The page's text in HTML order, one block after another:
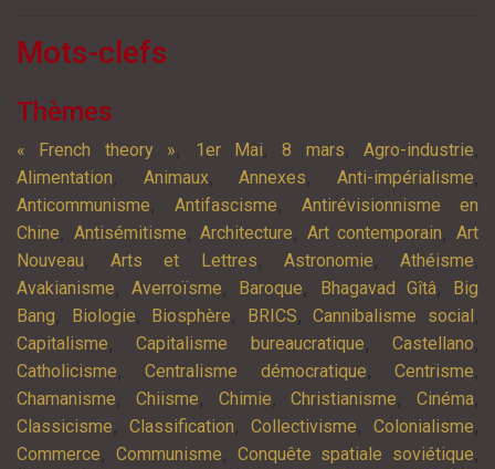
Mots-clefs
Thèmes
« French theory », 1er Mai,8 mars, Agro-industrie,
Alimentation, Animaux,Annexes,Anti-impérialisme,
Anticommunisme, Antifascisme, Antirévisionnisme en
Chine, Antisémitisme,Architecture, Art contemporain,Art
Nouveau,Arts et Lettres, Astronomie,Athéisme,
Avakianisme,Averroïsme, Baroque, Bhagavad Gîtâ,
Big
Bang, Biologie, Biosphère, BRICS,Cannibalisme social ,
Capitalisme,Capitalisme bureaucratique,Castellano,
Catholicisme,Centralisme démocratique,Centrisme,
Chamanisme, Chiisme, Chimie,Christianisme, Cinéma,
Classicisme, Classification, Collectivisme, Colonialisme,
Commerce, Communisme, Conquête spatiale soviétique,